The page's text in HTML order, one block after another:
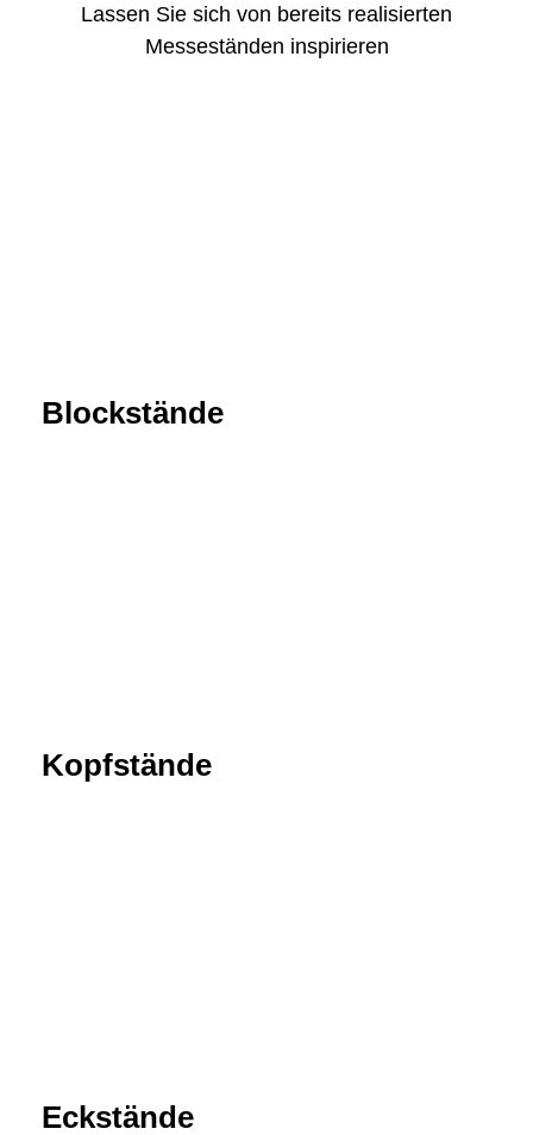
Lassen Sie sich von bereits realisierten
Messeständen inspirieren
Blockstände
Kopfstände
Eckstände